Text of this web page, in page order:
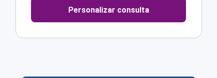
Personalizar consulta